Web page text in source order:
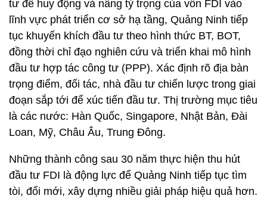
tư để huy động và nâng tỷ trọng của vốn FDI vào
lĩnh vực phát triển cơ sở hạ tầng, Quảng Ninh tiếp
tục khuyến khích đầu tư theo hình thức BT, BOT,
đồng thời chỉ đạo nghiên cứu và triển khai mô hình
đầu tư hợp tác công tư (PPP). Xác định rõ địa bàn
trọng điểm, đối tác, nhà đầu tư chiến lược trong giai
đoạn sắp tới để xúc tiến đầu tư. Thị trường mục tiêu
là các nước: Hàn Quốc, Singapore, Nhật Bản, Đài
Loan, Mỹ, Châu Âu, Trung Đông.
Những thành công sau 30 năm thực hiện thu hút
đầu tư FDI là động lực để Quảng Ninh tiếp tục tìm
tòi, đổi mới, xây dựng nhiều giải pháp hiệu quả hơn.